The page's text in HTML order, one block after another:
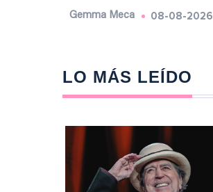
Gemma Meca 08-08-2026
LO MÁS LEÍDO